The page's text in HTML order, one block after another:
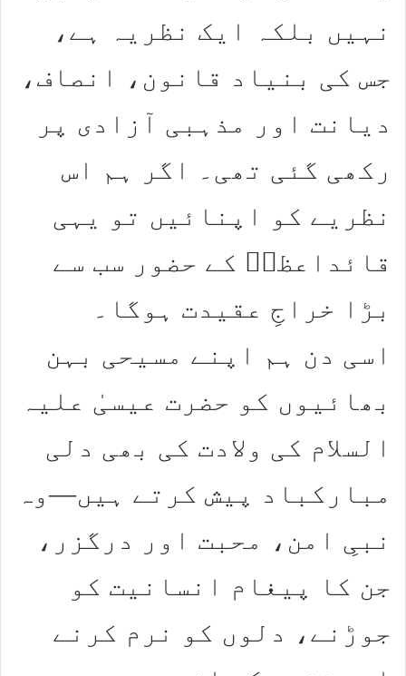
نہیں بلکہ ایک نظریہ ہے،
جس کی بنیاد قانون، انصاف،
دیانت اور مذہبی آزادی پر
رکھی گئی تھی۔ اگر ہم اس
نظریے کو اپنائیں تو یہی
قائداعظمؒ کے حضور سب سے
بڑا خراجِ عقیدت ہوگا۔
اسی دن ہم اپنے مسیحی بہن
بھائیوں کو حضرت عیسیٰ علیہ
السلام کی ولادت کی بھی دلی
مبارکباد پیش کرتے ہیں—وہ
نبیِ امن، محبت اور درگزر،
جن کا پیغام انسانیت کو
جوڑنے، دلوں کو نرم کرنے